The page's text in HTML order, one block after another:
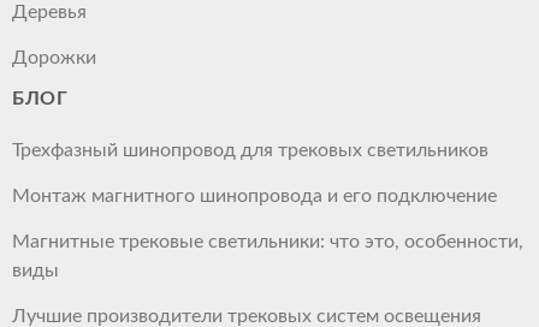
Деревья
Дорожки
БЛОГ
Трехфазный шинопровод для трековых светильников
Монтаж магнитного шинопровода и его подключение
Магнитные трековые светильники: что это, особенности,
виды
Лучшие производители трековых систем освещения